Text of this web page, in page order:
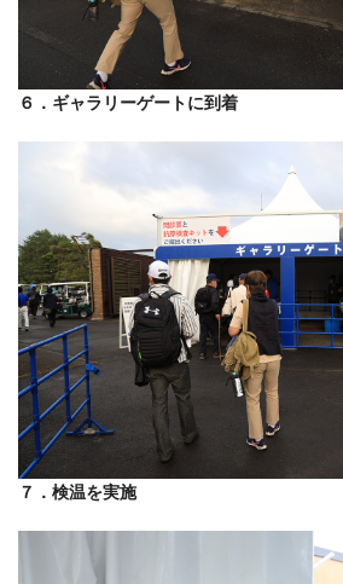
６．ギャラリーゲートに到着
７．検温を実施